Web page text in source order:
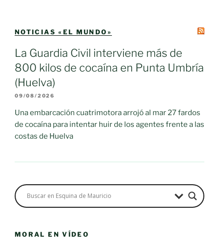
NOTICIAS «EL MUNDO»
La Guardia Civil interviene más de
800 kilos de cocaína en Punta Umbría
(Huelva)
09/08/2026
Una embarcación cuatrimotora arrojó al mar 27 fardos
de cocaína para intentar huir de los agentes frente a las
costas de Huelva
MORAL EN VÍDEO